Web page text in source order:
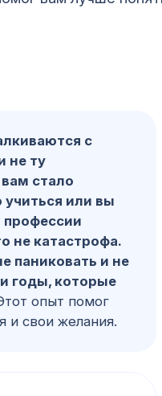
с
не ту
стало
учиться или вы
профессии
не катастрофа.
паниковать и не
годы, которые
опыт помог
и свои желания.